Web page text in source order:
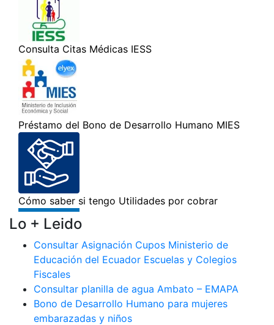
Lo + Leido
Consultar Asignación Cupos Ministerio de
Educación del Ecuador Escuelas y Colegios
Fiscales
Consultar planilla de agua Ambato – EMAPA
Bono de Desarrollo Humano para mujeres
embarazadas y niños